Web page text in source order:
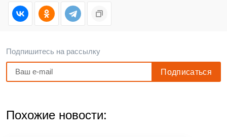
Подпишитесь на рассылку
Похожие новости: